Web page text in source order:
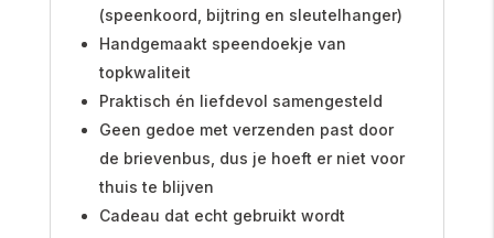
(speenkoord, bijtring en sleutelhanger)
Handgemaakt speendoekje van
topkwaliteit
Praktisch én liefdevol samengesteld
Geen gedoe met verzenden past door
de brievenbus, dus je hoeft er niet voor
thuis te blijven
Cadeau dat echt gebruikt wordt